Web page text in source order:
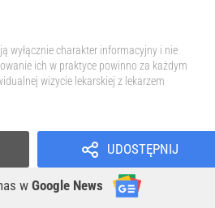
wyłącznie charakter informacyjny i nie
ich w praktyce powinno za każdym
wizycie lekarskiej z lekarzem
UDOSTĘPNIJ
w Google News